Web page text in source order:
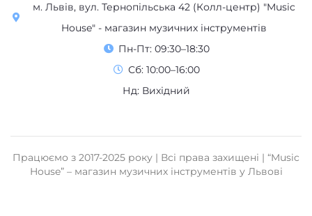
House" - магазин музичних інструментів
Пн-Пт: 09:30–18:30
Сб: 10:00–16:00
Нд: Вихідний
Працюємо з 2017-2025 року | Всі права захищені | “Music
House” – магазин музичних інструментів у Львові